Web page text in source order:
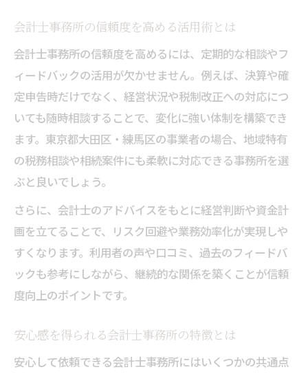
会計士事務所の信頼度を高める活用術とは
会計士事務所の信頼度を高めるには、定期的な相談やフ
ィードバックの活用が欠かせません。例えば、決算や確
定申告時だけでなく、経営状況や税制改正への対応につ
いても随時相談することで、変化に強い体制を構築でき
ます。東京都大田区・練馬区の事業者の場合、地域特有
の税務相談や相続案件にも柔軟に対応できる事務所を選
ぶと良いでしょう。
さらに、会計士のアドバイスをもとに経営判断や資金計
画を立てることで、リスク回避や業務効率化が実現しや
すくなります。利用者の声や口コミ、過去のフィードバ
ックも参考にしながら、継続的な関係を築くことが信頼
度向上のポイントです。
安心感を得られる会計士事務所の特徴とは
安心して依頼できる会計士事務所にはいくつかの共通点